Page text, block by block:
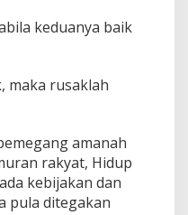
keduanya baik
maka rusaklah
amanah
rakyat, Hidup
kebijakan dan
pula ditegakan